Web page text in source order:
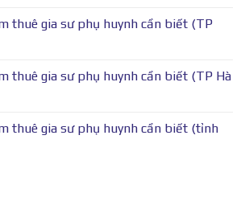
thuê gia sư phụ huynh cần biết (TP
thuê gia sư phụ huynh cần biết (TP Hà
thuê gia sư phụ huynh cần biết (tỉnh